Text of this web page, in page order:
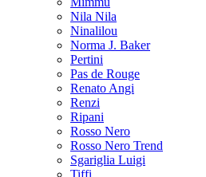
Nila Nila
Ninalilou
Norma J. Baker
Pertini
Pas de Rouge
Renato Angi
Renzi
Ripani
Rosso Nero
Rosso Nero Trend
Sgariglia Luigi
Tiffi